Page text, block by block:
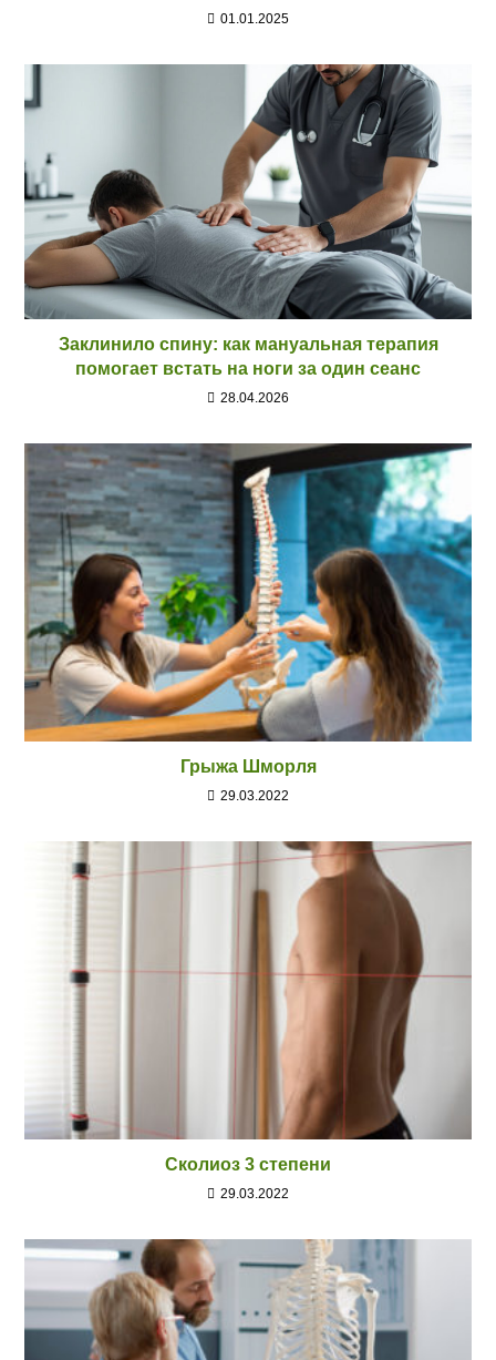
01.01.2025
Заклинило спину: как мануальная терапия
помогает встать на ноги за один сеанс
28.04.2026
Грыжа Шморля
29.03.2022
Сколиоз 3 степени
29.03.2022